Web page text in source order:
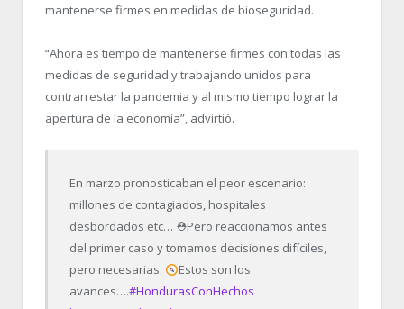
mantenerse firmes en medidas de bioseguridad.
“Ahora es tiempo de mantenerse firmes con todas las
medidas de seguridad y trabajando unidos para
contrarrestar la pandemia y al mismo tiempo lograr la
apertura de la economía”, advirtió.
En marzo pronosticaban el peor escenario:
millones de contagiados, hospitales
desbordados etc… ⛑Pero reaccionamos antes
del primer caso y tomamos decisiones difíciles,
pero necesarias.
Estos son los
avances….#HondurasConHechos